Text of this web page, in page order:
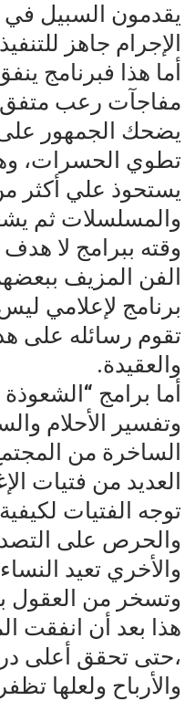
يقدمون السبيل في
الإجرام جاهز
أما هذا فبرنامج
مفاجآت رعب متفق
يضحك الجمهور
تطوي الحسرات،
يستحوذ علي أكثر
والمسلسلات ثم
وقته ببرامج لا
الفن المزيف
برنامج لإعلامي
تقوم رسائله على
والعقيدة.
أما برامج
وتفسير الأحلام
الساخرة من
العديد من فتيات
توجه الفتيات
والحرص على
والأخري تعيد
وتسخر من العقول
هذا بعد أن انفقت
،حتى تحقق أعلى
والأرباح ولعلها